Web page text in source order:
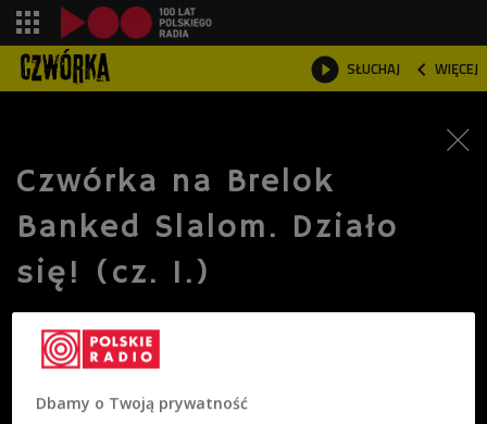
 SŁUCHAJ  WIĘCEJ

Czwórka na Brelok
Banked Slalom. Działo
się! (cz. 1.)
Dbamy o Twoją prywatność